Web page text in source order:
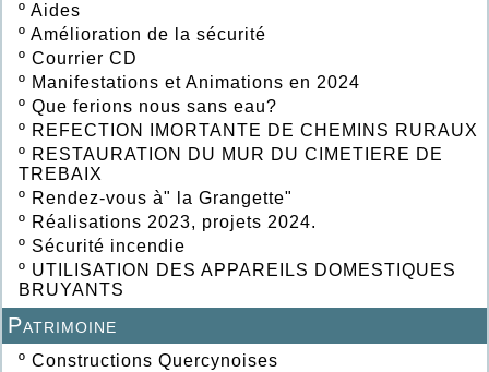
º Aides
º Amélioration de la sécurité
º Courrier CD
º Manifestations et Animations en 2024
º Que ferions nous sans eau?
º REFECTION IMORTANTE DE CHEMINS RURAUX
º RESTAURATION DU MUR DU CIMETIERE DE
TREBAIX
º Rendez-vous à" la Grangette"
º Réalisations 2023, projets 2024.
º Sécurité incendie
º UTILISATION DES APPAREILS DOMESTIQUES
BRUYANTS
Patrimoine
º Constructions Quercynoises